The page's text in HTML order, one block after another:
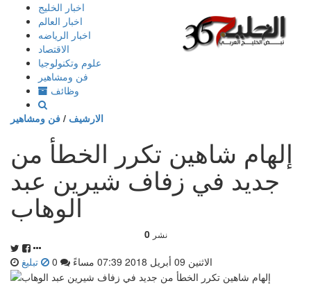
إذهب
المحتوى
اخبار الخليج
اخبار العالم
اخبار الرياضه
الاقتصاد
علوم وتكنولوجيا
فن ومشاهير
وظائف
الارشيف / فن ومشاهير
إلهام شاهين تكرر الخطأ من
جديد في زفاف شيرين عبد
الوهاب
0 نشر
الاثنين 09 أبريل 2018 07:39 مساءً تبليغ